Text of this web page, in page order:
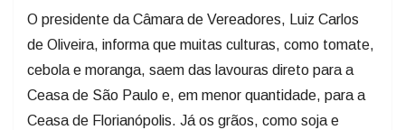
O presidente da Câmara de Vereadores, Luiz Carlos
de Oliveira, informa que muitas culturas, como tomate,
cebola e moranga, saem das lavouras direto para a
Ceasa de São Paulo e, em menor quantidade, para a
Ceasa de Florianópolis. Já os grãos, como soja e